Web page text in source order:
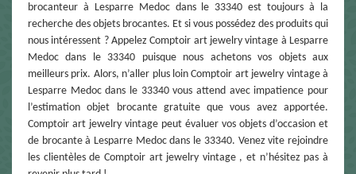
brocanteur à Lesparre Medoc dans le 33340 est toujours à la
recherche des objets brocantes. Et si vous possédez des produits qui
nous intéressent ? Appelez Comptoir art jewelry vintage à Lesparre
Medoc dans le 33340 puisque nous achetons vos objets aux
meilleurs prix. Alors, n’aller plus loin Comptoir art jewelry vintage à
Lesparre Medoc dans le 33340 vous attend avec impatience pour
l’estimation objet brocante gratuite que vous avez apportée.
Comptoir art jewelry vintage peut évaluer vos objets d’occasion et
de brocante à Lesparre Medoc dans le 33340. Venez vite rejoindre
les clientèles de Comptoir art jewelry vintage , et n’hésitez pas à